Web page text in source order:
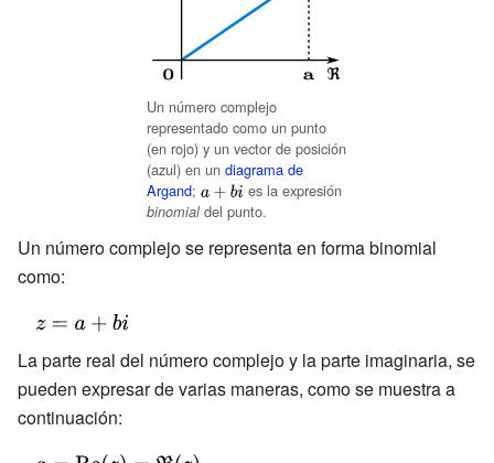
Un número complejo
representado como un punto
(en rojo) y un vector de posición
(azul) en un diagrama de
Argand; {\displaystyle
a+bi}
es la expresión
binomialdel punto.
Un número complejo se representa en forma binomial
como:
{\displaystyle
z=a+bi\,}
La parte real del número complejo y la parte imaginaria, se
pueden expresar de varias maneras, como se muestra a
continuación: